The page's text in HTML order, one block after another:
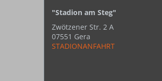
"Stadion am Steg"
Zwötzener Str. 2 A
07551 Gera
STADIONANFAHRT